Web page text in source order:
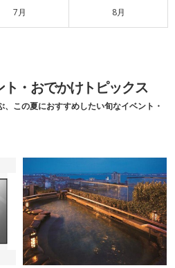
7月 8月
・おでかけトピックス
、この夏におすすめしたい旬なイベント・